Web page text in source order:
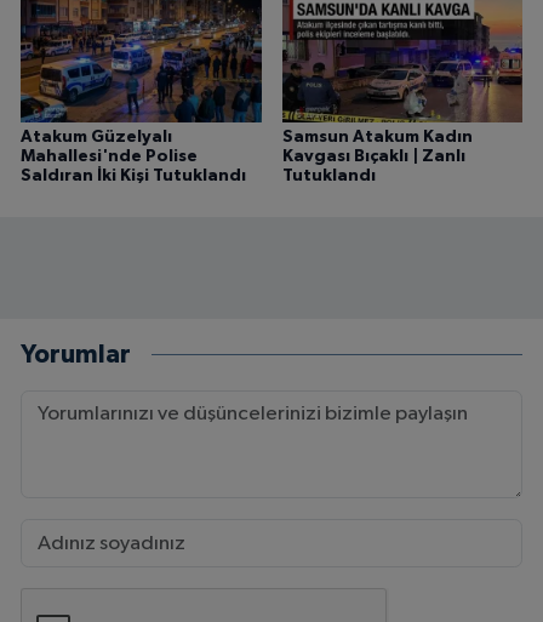
Atakum Güzelyalı
Mahallesi'nde Polise
Saldıran İki Kişi Tutuklandı
Samsun Atakum Kadın
Kavgası Bıçaklı | Zanlı
Tutuklandı
Yorumlar